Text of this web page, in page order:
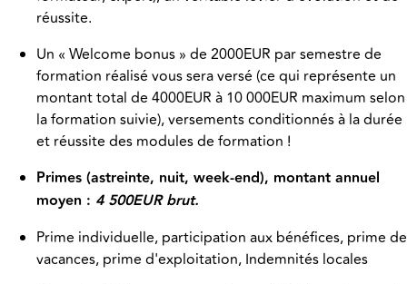
réussite.
Un « Welcome bonus » de 2000EUR par semestre de
formation réalisé vous sera versé (ce qui représente un
montant total de 4000EUR à 10 000EUR maximum selon
la formation suivie), versements conditionnés à la durée
et réussite des modules de formation !
Primes (astreinte, nuit, week-end), montant annuel
moyen : 4 500EUR brut.
Prime individuelle, participation aux bénéfices, prime de
vacances, prime d'exploitation, Indemnités locales